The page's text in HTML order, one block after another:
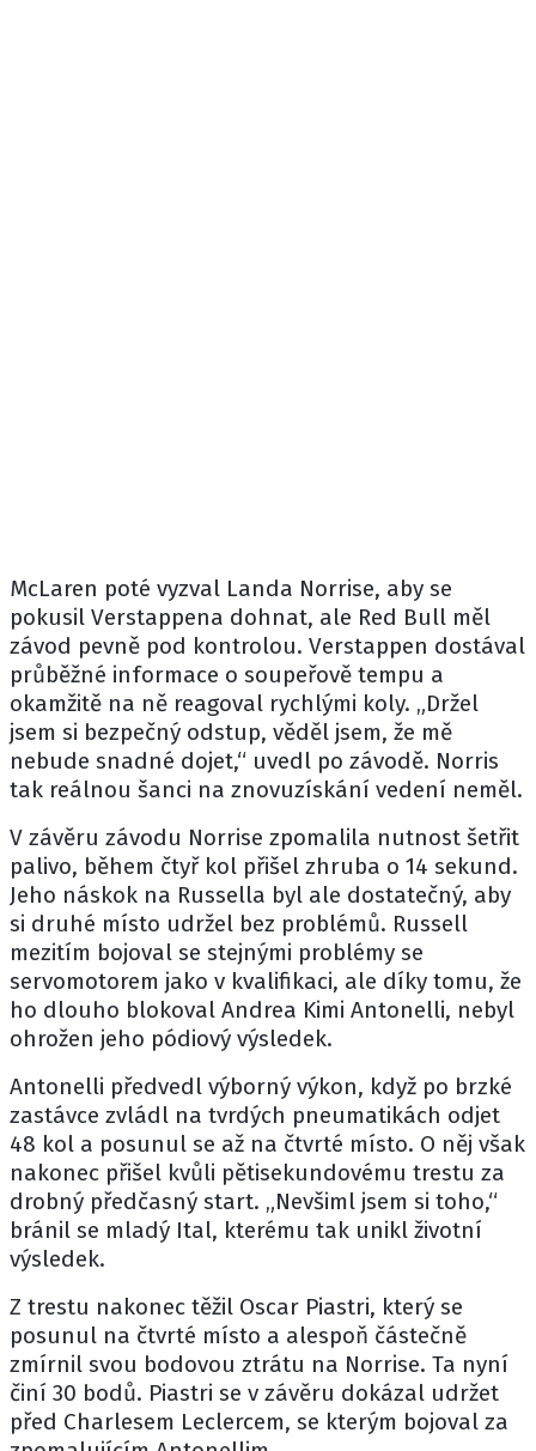
McLaren poté vyzval Landa Norrise, aby se
pokusil Verstappena dohnat, ale Red Bull měl
závod pevně pod kontrolou. Verstappen dostával
průběžné informace o soupeřově tempu a
okamžitě na ně reagoval rychlými koly. „Držel
jsem si bezpečný odstup, věděl jsem, že mě
nebude snadné dojet,“ uvedl po závodě. Norris
tak reálnou šanci na znovuzískání vedení neměl.
V závěru závodu Norrise zpomalila nutnost šetřit
palivo, během čtyř kol přišel zhruba o 14 sekund.
Jeho náskok na Russella byl ale dostatečný, aby
si druhé místo udržel bez problémů. Russell
mezitím bojoval se stejnými problémy se
servomotorem jako v kvalifikaci, ale díky tomu, že
ho dlouho blokoval Andrea Kimi Antonelli, nebyl
ohrožen jeho pódiový výsledek.
Antonelli předvedl výborný výkon, když po brzké
zastávce zvládl na tvrdých pneumatikách odjet
48 kol a posunul se až na čtvrté místo. O něj však
nakonec přišel kvůli pětisekundovému trestu za
drobný předčasný start. „Nevšiml jsem si toho,“
bránil se mladý Ital, kterému tak unikl životní
výsledek.
Z trestu nakonec těžil Oscar Piastri, který se
posunul na čtvrté místo a alespoň částečně
zmírnil svou bodovou ztrátu na Norrise. Ta nyní
činí 30 bodů. Piastri se v závěru dokázal udržet
před Charlesem Leclercem, se kterým bojoval za